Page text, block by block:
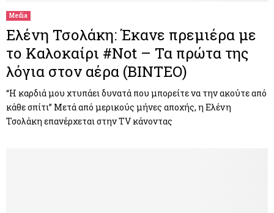
Media
Ελένη Τσολάκη: Έκανε πρεμιέρα με
το Καλοκαίρι #Not – Τα πρώτα της
λόγια στον αέρα (ΒΙΝΤΕΟ)
“Η καρδιά μου χτυπάει δυνατά που μπορείτε να την ακούτε από
κάθε σπίτι” Μετά από μερικούς μήνες αποχής, η Ελένη
Τσολάκη επανέρχεται στην TV κάνοντας